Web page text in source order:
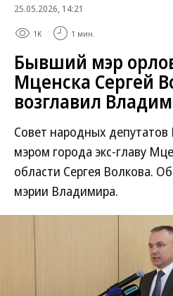
25.05.2026, 14:21
1K 1 мин.
Бывший мэр
Мценска Сергей
возглавил
Совет народных
мэром города экс-главу
области Сергея Волкова.
мэрии Владимира.